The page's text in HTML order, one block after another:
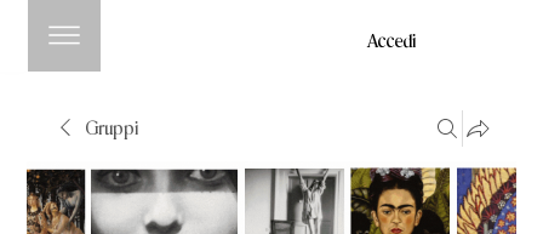
Accedi
Gruppi